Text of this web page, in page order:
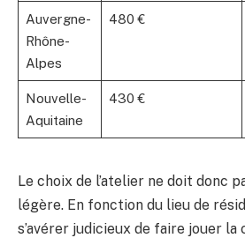
Auvergne-
Rhône-
Alpes
480 €
Nouvelle-
Aquitaine
430 €
Le choix de l’atelier ne doit donc
légère. En fonction du lieu de
s’avérer judicieux de faire jouer la